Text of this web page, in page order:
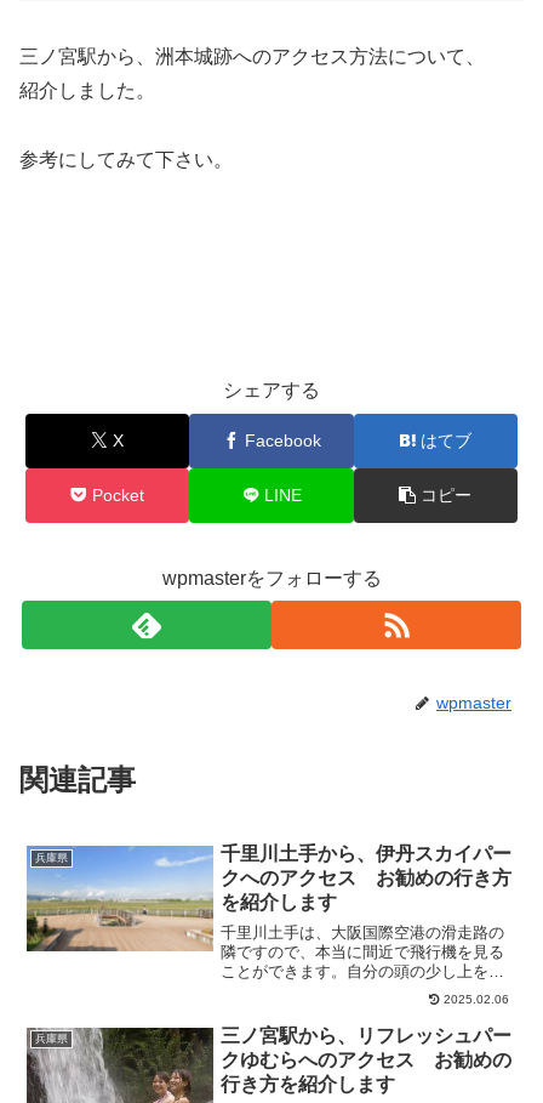
三ノ宮駅から、洲本城跡へのアクセス方法について、
紹介しました。
参考にしてみて下さい。
シェアする
X Facebook はてブ
Pocket LINE コピー
wpmasterをフォローする
wpmaster
関連記事
兵庫県
千里川土手から、伊丹スカイパー
クへのアクセス お勧めの行き方
を紹介します
千里川土手は、大阪国際空港の滑走路の
隣ですので、本当に間近で飛行機を見る
ことができます。自分の頭の少し上を飛
行機が飛んでいきます。また、伊丹スカ
イパークは、大阪国際空港の隣にある公
園で、柵越しに飛行機を眺めることがで
きます。千里川土手は、飛...
2025.02.06
兵庫県
三ノ宮駅から、リフレッシュパー
クゆむらへのアクセス お勧めの
行き方を紹介します